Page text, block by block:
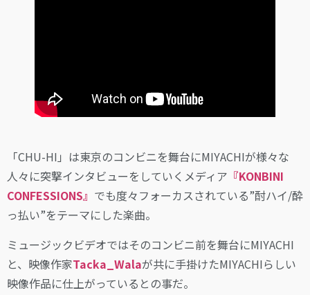
「CHU-HI」は東京のコンビニを舞台にMIYACHIが様々な
人々に突撃インタビューをしていくメディア 『KONBINI
CONFESSIONS』 でも度々フォーカスされている”酎ハイ/酔
っ払い”をテーマにした楽曲。
ミュージックビデオではそのコンビニ前を舞台にMIYACHI
と、映像作家Tacka_Walaが共に手掛けたMIYACHIらしい
映像作品に仕上がっているとの事だ。